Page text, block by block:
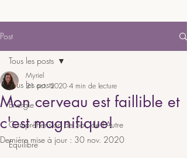
Post
Tous les posts
Énergie
Compréhension de Soi, de l'Autre
Équilibre
Tous les posts
Mon cerveau est faillible et
c'est magnifique!
Myriel
21 oct. 2020 4 min de lecture
Dernière mise à jour : 30 nov. 2020